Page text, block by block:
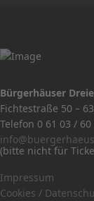
Bürgerhäuser
Fichtestraße 50 –
Telefon 0 61 03 / 60
(bitte nicht für
Impressum
Cookies /